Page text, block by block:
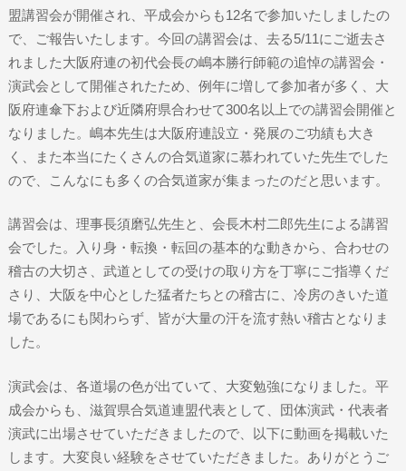
盟講習会が開催され、平成会からも12名で参加いたしましたの
で、ご報告いたします。今回の講習会は、去る5/11にご逝去さ
れました大阪府連の初代会長の嶋本勝行師範の追悼の講習会・
演武会として開催されたため、例年に増して参加者が多く、大
阪府連傘下および近隣府県合わせて300名以上での講習会開催と
なりました。嶋本先生は大阪府連設立・発展のご功績も大き
く、また本当にたくさんの合気道家に慕われていた先生でした
ので、こんなにも多くの合気道家が集まったのだと思います。
講習会は、理事長須磨弘先生と、会長木村二郎先生による講習
会でした。入り身・転換・転回の基本的な動きから、合わせの
稽古の大切さ、武道としての受けの取り方を丁寧にご指導くだ
さり、大阪を中心とした猛者たちとの稽古に、冷房のきいた道
場であるにも関わらず、皆が大量の汗を流す熱い稽古となりま
した。
演武会は、各道場の色が出ていて、大変勉強になりました。平
成会からも、滋賀県合気道連盟代表として、団体演武・代表者
演武に出場させていただきましたので、以下に動画を掲載いた
します。大変良い経験をさせていただきました。ありがとうご